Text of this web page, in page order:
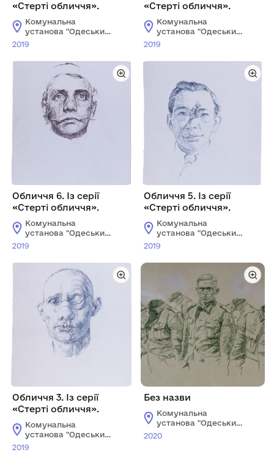
«Стерті обличчя».
Комунальна
установа "Одеський
національний
2019
«Стерті обличчя».
Комунальна
установа "Одеський
національний
2019
Обличчя 6. Із серії
«Стерті обличчя».
Комунальна
установа "Одеський
національний
2019
Обличчя 5. Із серії
«Стерті обличчя».
Комунальна
установа "Одеський
національний
2019
Обличчя 3. Із серії
«Стерті обличчя».
Комунальна
установа "Одеський
національний
2019
Без назви
Комунальна
установа "Одеський
національний
2020